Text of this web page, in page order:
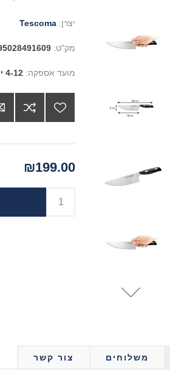
יצרן: Tescoma
מק"ט:
מועד אספקה: 4-12 ימים
₪199.00
משלוחים צור קשר